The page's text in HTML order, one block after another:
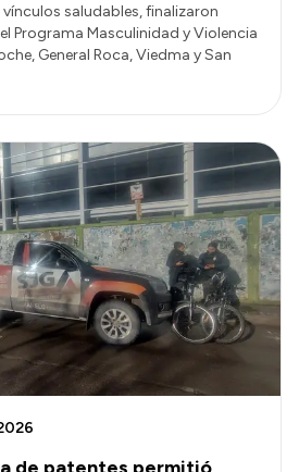
saludables, finalizaron
Programa Masculinidad y Violencia
General Roca, Viedma y San
de patentes permitió